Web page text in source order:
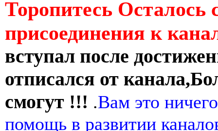
Торопитесь Осталось
присоединения к
вступал после
отписался от
смогут !!! .Вам это
помощь в развитии